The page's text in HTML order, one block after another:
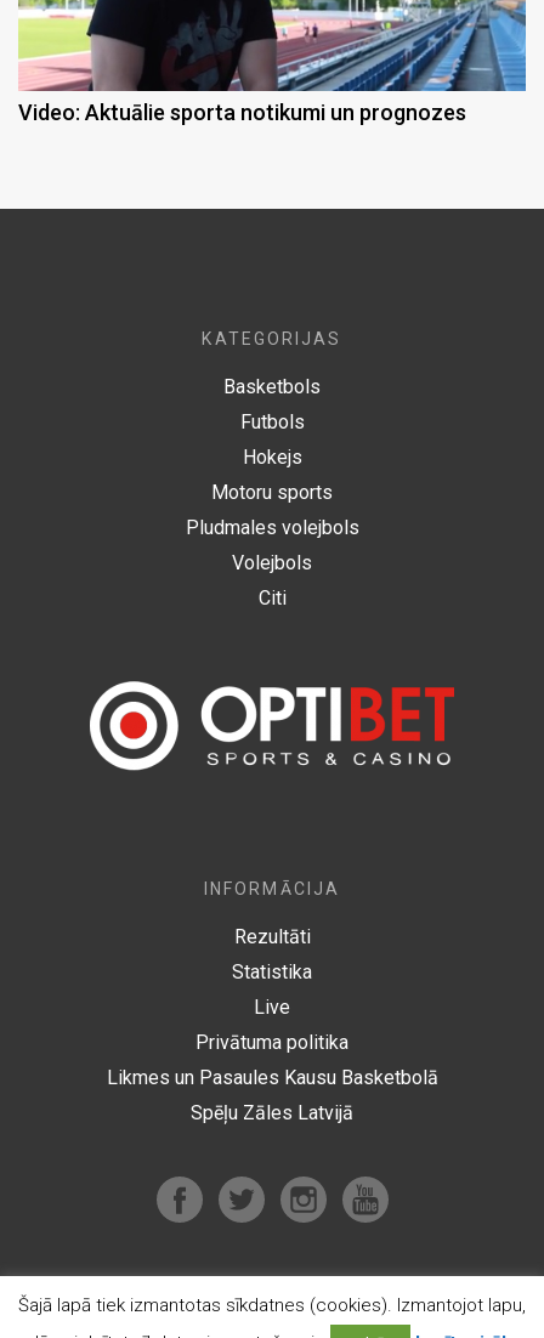
Video: Aktuālie sporta notikumi un prognozes
KATEGORIJAS
Basketbols
Futbols
Hokejs
Motoru sports
Pludmales volejbols
Volejbols
Citi
INFORMĀCIJA
Rezultāti
Statistika
Live
Privātuma politika
Likmes un Pasaules Kausu Basketbolā
Spēļu Zāles Latvijā
Šajā lapā tiek izmantotas sīkdatnes (cookies). Izmantojot lapu,